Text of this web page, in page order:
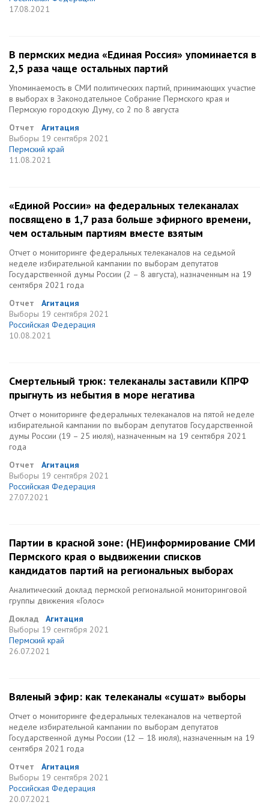
17.08.2021
В пермских медиа «Единая Россия» упоминается в
2,5 раза чаще остальных партий
Упоминаемость в СМИ политических партий, принимающих участие
в выборах в Законодательное Собрание Пермского края и
Пермскую городскую Думу, со 2 по 8 августа
Отчет
Агитация
Выборы 19 сентября 2021
Пермский край
11.08.2021
«Единой России» на федеральных телеканалах
посвящено в 1,7 раза больше эфирного времени,
чем остальным партиям вместе взятым
Отчет о мониторинге федеральных телеканалов на седьмой
неделе избирательной кампании по выборам депутатов
Государственной думы России (2 – 8 августа), назначенным на 19
сентября 2021 года
Отчет
Агитация
Выборы 19 сентября 2021
Российская Федерация
10.08.2021
Смертельный трюк: телеканалы заставили КПРФ
прыгнуть из небытия в море негатива
Отчет о мониторинге федеральных телеканалов на пятой неделе
избирательной кампании по выборам депутатов Государственной
думы России (19 – 25 июля), назначенным на 19 сентября 2021
года
Отчет
Агитация
Выборы 19 сентября 2021
Российская Федерация
27.07.2021
Партии в красной зоне: (НЕ)информирование СМИ
Пермского края о выдвижении списков
кандидатов партий на региональных выборах
Аналитический доклад пермской региональной мониторинговой
группы движения «Голос»
Доклад
Агитация
Выборы 19 сентября 2021
Пермский край
26.07.2021
Вяленый эфир: как телеканалы «сушат» выборы
Отчет о мониторинге федеральных телеканалов на четвертой
неделе избирательной кампании по выборам депутатов
Государственной думы России (12 — 18 июля), назначенным на 19
сентября 2021 года
Отчет
Агитация
Выборы 19 сентября 2021
Российская Федерация
20.07.2021